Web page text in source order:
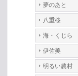
夢のあと
八重桜
海・くじら
伊佐美
明るい農村